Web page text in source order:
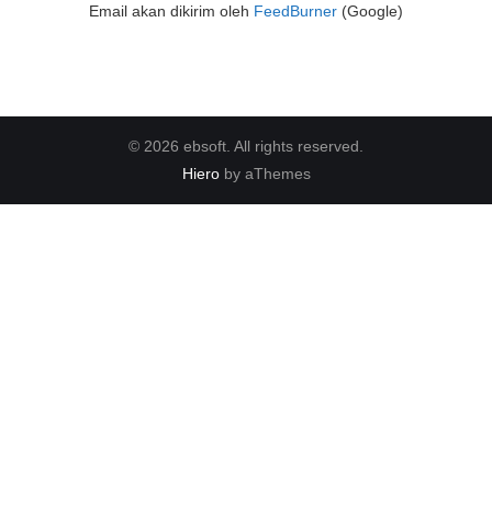
Email akan dikirim oleh FeedBurner (Google)
© 2026 ebsoft. All rights reserved.
Hieroby aThemes